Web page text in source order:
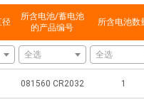
径
所含电池/蓄电池
的产品编号
所含电池数
全选 全选
081560 CR2032 1